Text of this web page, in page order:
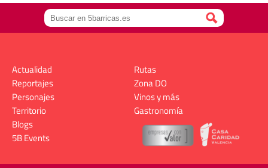
Actualidad
Reportajes
Personajes
Territorio
Rutas
Zona DO
Vinos y más
Gastronomía
Blogs
5B Events